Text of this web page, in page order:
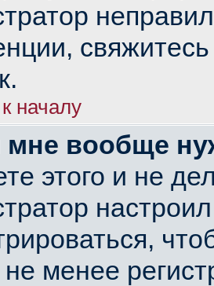
началу
мне вообще
этого и не
не менее